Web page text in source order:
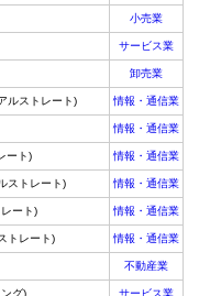
小売業
サービス業
卸売業
ルストレート) 情報・通信業
情報・通信業
ート) 情報・通信業
ストレート) 情報・通信業
ート) 情報・通信業
トレート) 情報・通信業
不動産業
グ) サービス業